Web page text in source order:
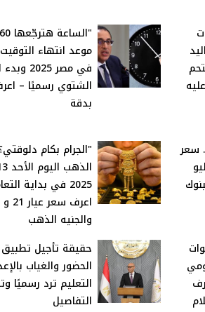
موعد انتهاء
في مصر
الشتوي رسميًا –
بدقة
سعر
13 يوليو
"الجرام بكام
2025 في بداية
والجنيه الذهب
حقيقة تأجيل
الحضور والغياب
التعليم ترد رسميًا
التفاصيل